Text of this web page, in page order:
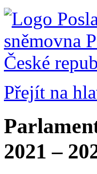
Přejít na
2021 –